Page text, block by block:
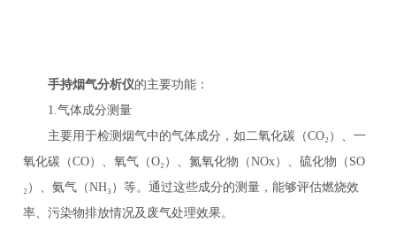
手持烟气分析仪的主要功能：
1.气体成分测量
主要用于检测烟气中的气体成分，如二氧化碳（CO₂）、一
氧化碳（CO）、氧气（O₂）、氮氧化物（NOx）、硫化物（SO
₂）、氨气（NH₃）等。通过这些成分的测量，能够评估燃烧效
率、污染物排放情况及废气处理效果。